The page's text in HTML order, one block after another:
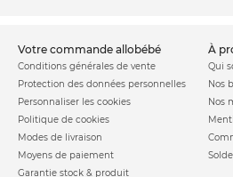
votre commande allobébé
Conditions générales de vente
Protection des données personnelles
Personnaliser les cookies
Politique de cookies
Modes de livraison
Moyens de paiement
Garantie stock & produit
à
Qui
Nos
Nos